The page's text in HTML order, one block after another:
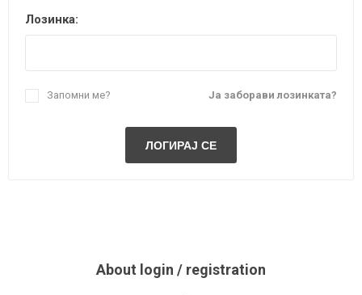
Лозинка:
Ја заборави лозинката?
Запомни ме?
About login / registration